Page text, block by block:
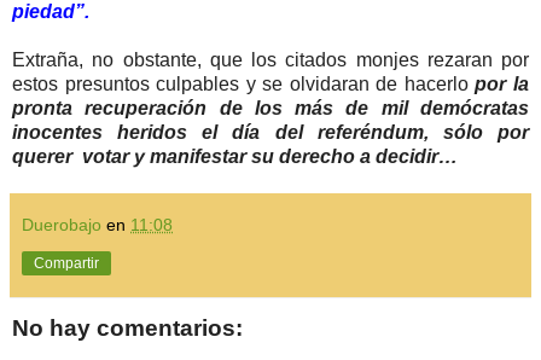
piedad”.
Extraña, no obstante, que los citados monjes rezaran por
estos presuntos culpables y se olvidaran de hacerlopor la
pronta recuperación de los más de mil demócratas
inocentes heridos el día del referéndum, sólo por
querer votar y manifestar su derecho a decidir…
Duerobajo en 11:08
Compartir
No hay comentarios: